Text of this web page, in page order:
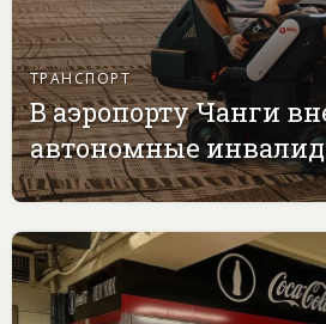
ТРАНСПОРТ
В аэропорту Чанги
автономные